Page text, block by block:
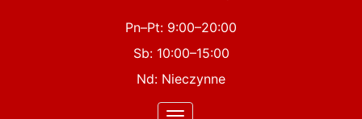
Pn–Pt: 9:00–20:00
Sb: 10:00–15:00
Nd: Nieczynne